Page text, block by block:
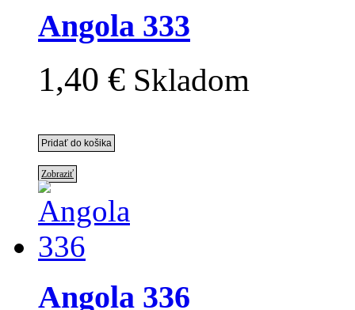
Angola 333
1,40 € Skladom
Zobraziť
Angola 336